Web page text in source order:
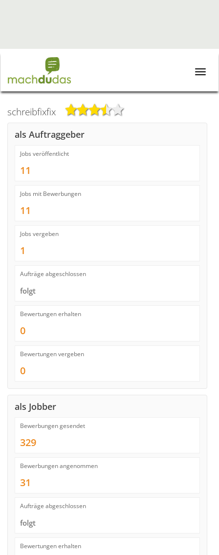
Toggle
schreibfixfix
als Auftraggeber
Jobs veröffentlicht
11
Jobs mit Bewerbungen
11
Jobs vergeben
1
Aufträge abgeschlossen
folgt
Bewertungen erhalten
0
Bewertungen vergeben
0
als Jobber
Bewerbungen gesendet
329
Bewerbungen angenommen
31
Aufträge abgeschlossen
folgt
Bewertungen erhalten